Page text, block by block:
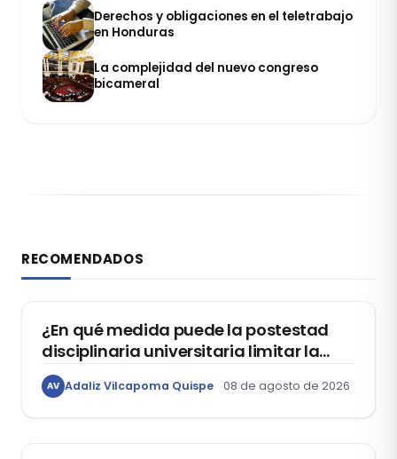
Derechos y obligaciones en el teletrabajo
en Honduras
La complejidad del nuevo congreso
bicameral
RECOMENDADOS
DERECHO CONSTITUCIONAL
¿En qué medida puede la postestad
disciplinaria universitaria limitar la
libertad de expresión de los
estudiantes?
AV Adaliz Vilcapoma Quispe 08 de agosto de 2026